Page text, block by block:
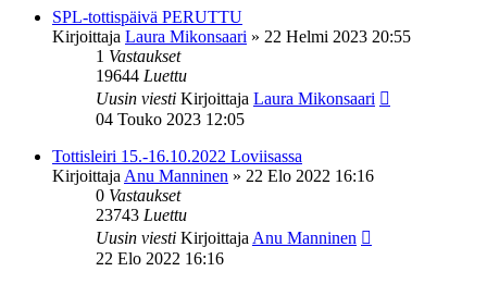
SPL-tottispäivä PERUTTU
Kirjoittaja Laura Mikonsaari » 22 Helmi 2023 20:55
1 Vastaukset
19644 Luettu
Uusin viesti Kirjoittaja Laura Mikonsaari
04 Touko 2023 12:05
Tottisleiri 15.-16.10.2022 Loviisassa
Kirjoittaja Anu Manninen » 22 Elo 2022 16:16
0 Vastaukset
23743 Luettu
Uusin viesti Kirjoittaja Anu Manninen
22 Elo 2022 16:16